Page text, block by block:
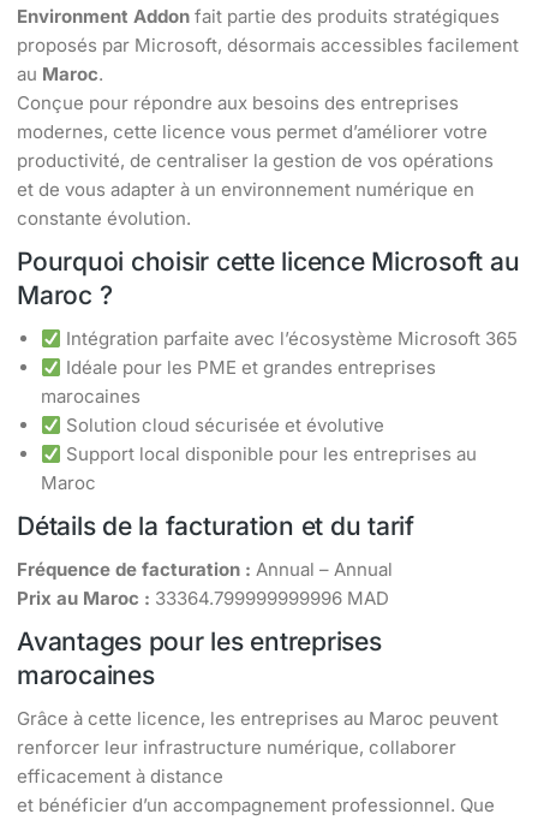
Environment Addon fait partie des produits stratégiques
proposés par Microsoft, désormais accessibles facilement
au Maroc.
Conçue pour répondre aux besoins des entreprises
modernes, cette licence vous permet d’améliorer votre
productivité, de centraliser la gestion de vos opérations
et de vous adapter à un environnement numérique en
constante évolution.
Pourquoi choisir cette licence Microsoft au
Maroc ?
Intégration parfaite avec l’écosystème Microsoft 365
Idéale pour les PME et grandes entreprises
marocaines
Solution cloud sécurisée et évolutive
Support local disponible pour les entreprises au
Maroc
Détails de la facturation et du tarif
Fréquence de facturation : Annual – Annual
Prix au Maroc : 33364.799999999996 MAD
Avantages pour les entreprises
marocaines
Grâce à cette licence, les entreprises au Maroc peuvent
renforcer leur infrastructure numérique, collaborer
efficacement à distance
et bénéficier d’un accompagnement professionnel. Que